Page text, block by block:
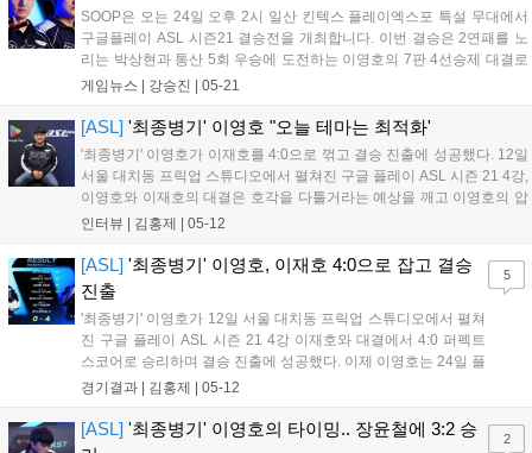
SOOP은 오는 24일 오후 2시 일산 킨텍스 플레이엑스포 특설 무대에서
구글플레이 ASL 시즌21 결승전을 개최합니다. 이번 결승은 2연패를 노
리는 박상현과 통산 5회 우승에 도전하는 이영호의 7판 4선승제 대결로
펼쳐집니다. 티켓은 21일부터 티켓링크에서 예매 가능하며, 현장 등록으
에서 확인 가능합니다....
게임뉴스 | 강승진 05-21
[ASL] '최종병기' 이영호 "오늘 테마는 최적화'
'최종병기' 이영호가 이재호를 4:0으로 꺾고 결승 진출에 성공했다. 12일
서울 대치동 프릭업 스튜디오에서 펼쳐진 구글 플레이 ASL 시즌 21 4강,
이영호와 이재호의 대결은 호각을 다툴거라는 예상을 깨고 이영호의 압
도적인 승리였다. 이영호는 예전 경기력의 90%이상 올라왔다고 밝히며
인터뷰 | 김홍제 05-12
[ASL] '최종병기' 이영호, 이재호 4:0으로 잡고 결승
진출
'최종병기' 이영호가 12일 서울 대치동 프릭업 스튜디오에서 펼쳐
진 구글 플레이 ASL 시즌 21 4강 이재호와 대결에서 4:0 퍼펙트
스코어로 승리하며 결승 진출에 성공했다. 이제 이영호는 24일 플
레이엑스포 현장에서 박상현과 우승을 놓고 맞붙게 된다. 애티튜
영호는 에드온을 달지 않고 꾸준...
경기결과 | 김홍제 05-12
5
[ASL] '최종병기' 이영호의 타이밍.. 장윤철에 3:2 승
2